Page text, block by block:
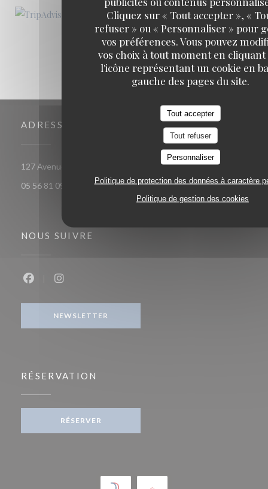
Cliquez sur « Tout accepter », «
refuser » ou « Personnaliser » pour
vos préférences. Vous pouvez
vos choix à tout moment en
l'icône représentant un cookie en
gauche des pages du site.
Tout accepter
Tout refuser
Personnaliser
Politique de protection des données à caractère
Politique de gestion des cookies
ADRESSE
127 Avenue Thiers 33100 Bordeaux
((ouvre une nouvelle fenêtre))
05 56 81 09 39
NOUS SUIVRE
NEWSLETTER
RÉSERVATION
RÉSERVER